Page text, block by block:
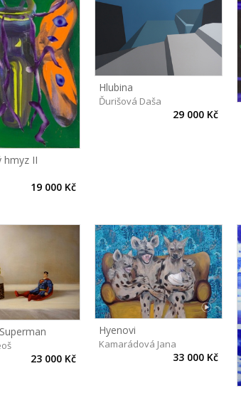
hmyz II
19 000 Kč
Hlubina
Ďurišová Daša
29 000 Kč
23 000 Kč
Hyenovi
Kamarádová Jana
33 000 Kč